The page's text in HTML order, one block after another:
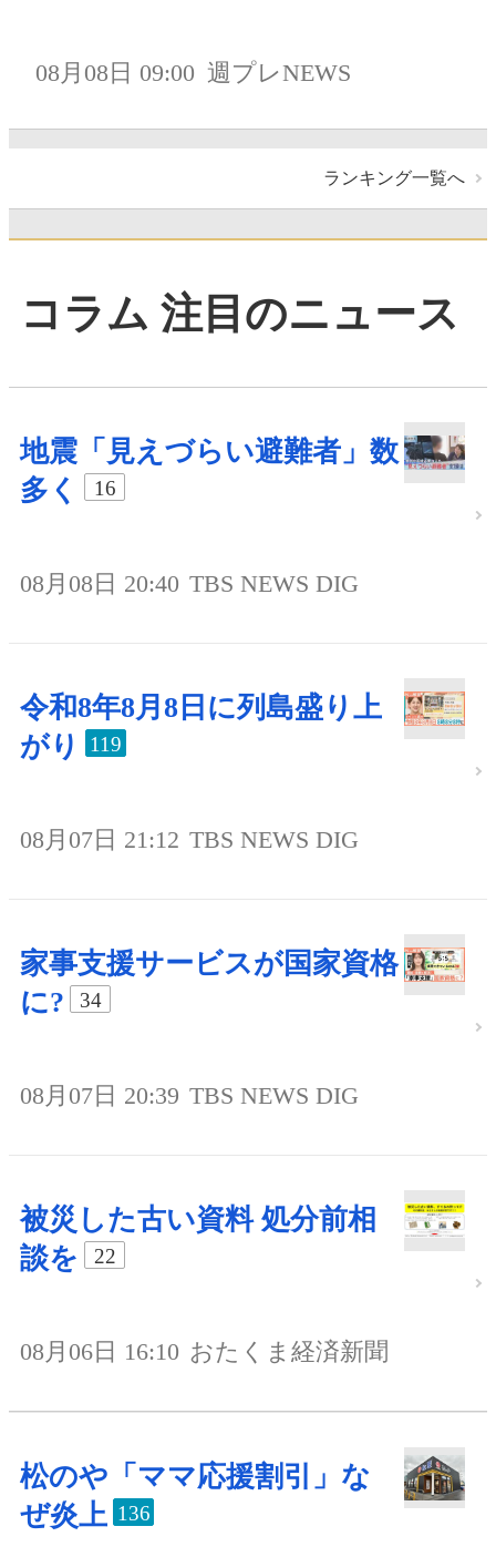
08月08日 09:00 週プレNEWS
ランキング一覧へ
コラム 注目のニュース
地震「見えづらい避難者」数
多く
16
08月08日 20:40 TBS NEWS DIG
令和8年8月8日に列島盛り上
がり
119
08月07日 21:12 TBS NEWS DIG
家事支援サービスが国家資格
に?
34
08月07日 20:39 TBS NEWS DIG
被災した古い資料 処分前相
談を
22
08月06日 16:10 おたくま経済新聞
松のや「ママ応援割引」な
ぜ炎上 136